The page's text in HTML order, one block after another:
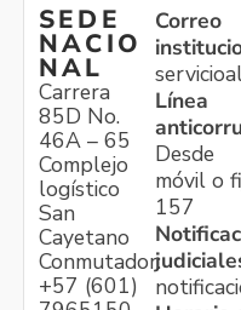
SEDE
NACIO
NAL
Carrera
85D No.
46A – 65
Complejo
logístico
San
Cayetano
Conmutador:
+57 (601)
Correo
Línea
Desde
móvil o
157